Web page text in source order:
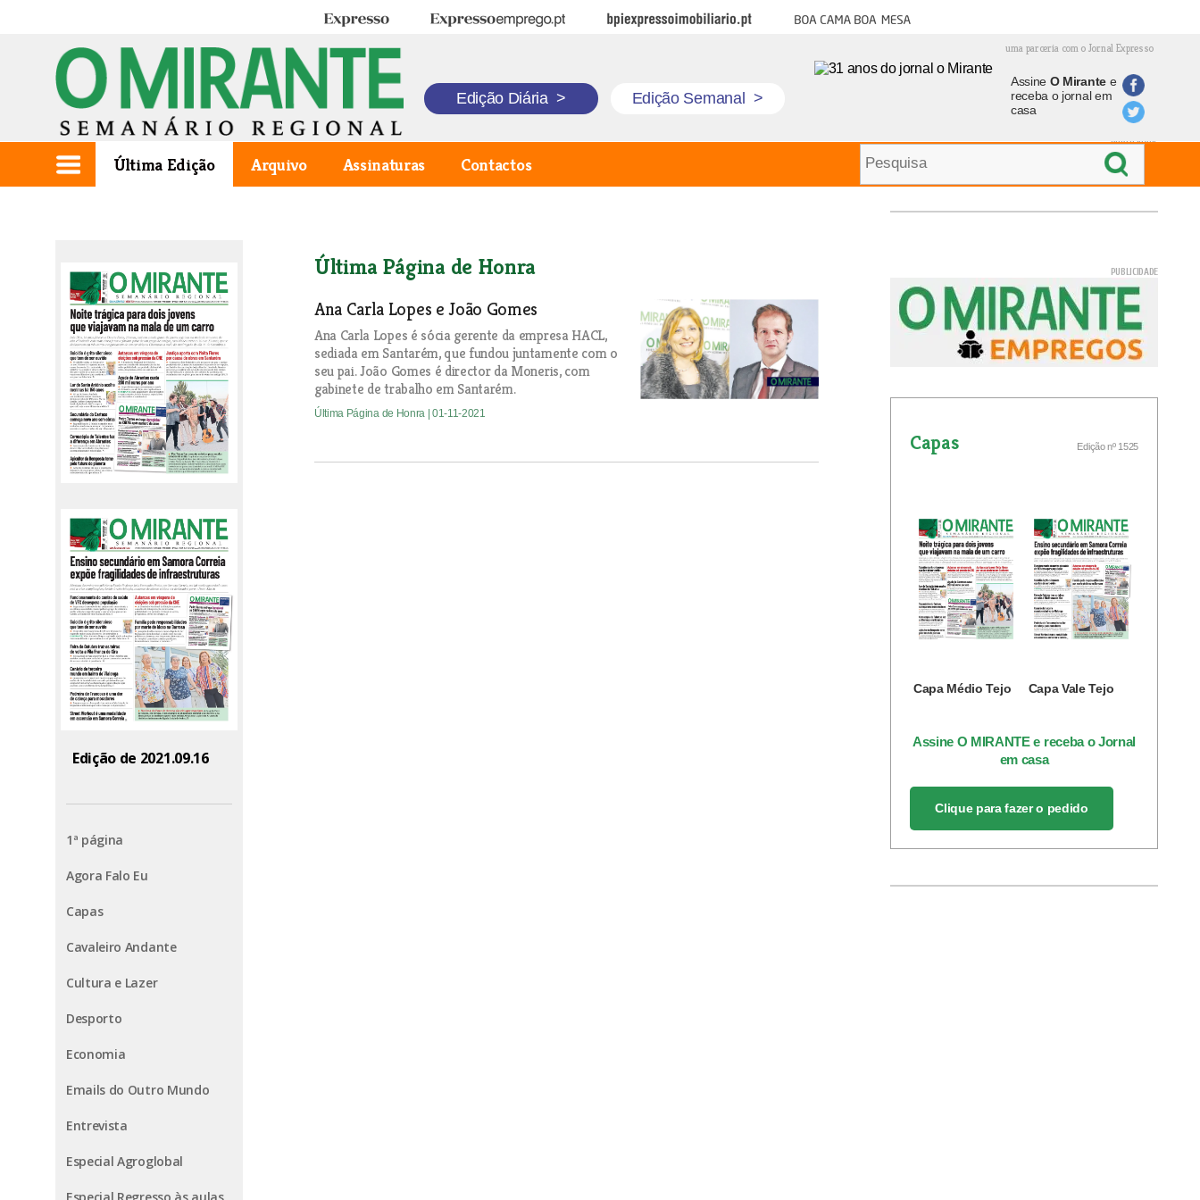
Expresso Expresso Emprego BPI Expresso Imobiliário Boa cama boa mesa
uma parceria com o Jornal Expresso
Edição Diária > Edição Semanal >
Assine O Mirantee
receba o jornal em
casa
Última Edição Arquivo Assinaturas Contactos
Edição de 2021.09.16
1ª página
Agora Falo Eu
Capas
Cavaleiro Andante
Cultura e Lazer
Desporto
Economia
Emails do Outro Mundo
Entrevista
Especial Agroglobal
Última Página de Honra
Ana Carla Lopes e João Gomes
Ana Carla Lopes é sócia gerente da empresa HACL,
sediada em Santarém, que fundou juntamente com o
seu pai. João Gomes é director da Moneris, com
gabinete de trabalho em Santarém.
Última Página de Honra | 01-11-2021
Capas Edição nº 1525
Capa Médio Tejo Capa Vale Tejo
Assine O MIRANTE e receba o Jornal
em casa
Clique para fazer o pedido